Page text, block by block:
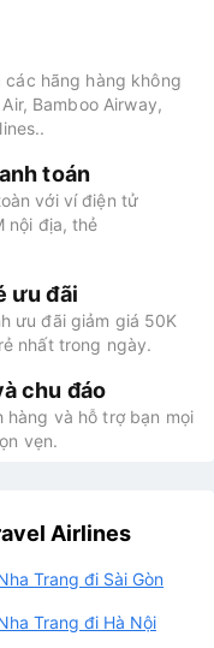
hãng hàng không
Bamboo Airway,
toán
với ví điện tử
nội địa, thẻ
ưu đãi
ưu đãi giảm giá 50K
nhất trong ngày.
chu đáo
hàng và hỗ trợ bạn mọi
vẹn.
Airlines
Trang đi Sài Gòn
Trang đi Hà Nội